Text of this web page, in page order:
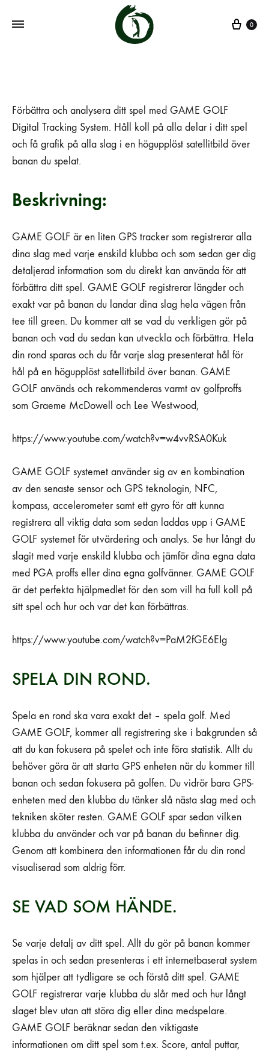
0
Förbättra och analysera ditt spel med GAME GOLF
Digital Tracking System. Håll koll på alla delar i ditt spel
och få grafik på alla slag i en högupplöst satellitbild över
banan du spelat.
Beskrivning:
GAME GOLF är en liten GPS tracker som registrerar alla
dina slag med varje enskild klubba och som sedan ger dig
detaljerad information som du direkt kan använda för att
förbättra ditt spel. GAME GOLF registrerar längder och
exakt var på banan du landar dina slag hela vägen från
tee till green. Du kommer att se vad du verkligen gör på
banan och vad du sedan kan utveckla och förbättra. Hela
din rond sparas och du får varje slag presenterat hål för
hål på en högupplöst satellitbild över banan. GAME
GOLF används och rekommenderas varmt av golfproffs
som Graeme McDowell och Lee Westwood,
https://www.youtube.com/watch?v=w4vvRSA0Kuk
GAME GOLF systemet använder sig av en kombination
av den senaste sensor och GPS teknologin, NFC,
kompass, accelerometer samt ett gyro för att kunna
registrera all viktig data som sedan laddas upp i GAME
GOLF systemet för utvärdering och analys. Se hur långt du
slagit med varje enskild klubba och jämför dina egna data
med PGA proffs eller dina egna golfvänner. GAME GOLF
är det perfekta hjälpmedlet för den som vill ha full koll på
sitt spel och hur och var det kan förbättras.
https://www.youtube.com/watch?v=PaM2fGE6EIg
SPELA DIN ROND.
Spela en rond ska vara exakt det – spela golf. Med
GAME GOLF, kommer all registrering ske i bakgrunden så
att du kan fokusera på spelet och inte föra statistik. Allt du
behöver göra är att starta GPS enheten när du kommer till
banan och sedan fokusera på golfen. Du vidrör bara GPS-
enheten med den klubba du tänker slå nästa slag med och
tekniken sköter resten. GAME GOLF spar sedan vilken
klubba du använder och var på banan du befinner dig.
Genom att kombinera den informationen får du din rond
visualiserad som aldrig förr.
SE VAD SOM HÄNDE.
Se varje detalj av ditt spel. Allt du gör på banan kommer
spelas in och sedan presenteras i ett internetbaserat system
som hjälper att tydligare se och förstå ditt spel. GAME
GOLF registrerar varje klubba du slår med och hur långt
slaget blev utan att störa dig eller dina medspelare.
GAME GOLF beräknar sedan den viktigaste
informationen om ditt spel som t.ex. Score, antal puttar,